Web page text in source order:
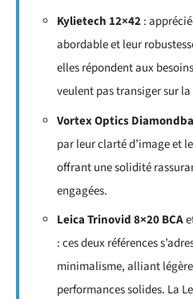
Kylietech 12×42:
abordable et leur
elles répondent aux
veulent pas transiger sur
Vortex Optics
par leur clarté d’image et
offrant une solidité
engagées.
Leica Trinovid 8×20 BCA
: ces deux références
minimalisme, alliant
performances solides. La